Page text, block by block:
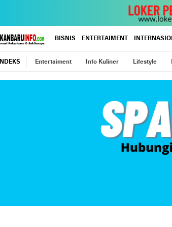
BISNIS ENTERTAIMENT
INDEKS Entertaiment Info Kuliner Lifestyle